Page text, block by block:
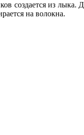
создается из
на волокна.